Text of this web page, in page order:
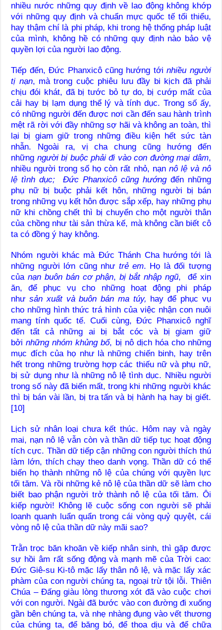
nhiều nước những quy định về lao động không khớp
với những quy định và chuẩn mực quốc tế tối thiểu,
hay thậm chí là phi pháp, khi trong hệ thống pháp luật
của mình, không hề có những quy định nào bảo vệ
quyền lợi của người lao động.
Tiếp đến, Đức Phanxicô cũng hướng tớinhiều người
tị nạn, mà trong cuộc phiêu lưu đầy bi kịch đã phải
chịu đói khát, đã bị tước bỏ tự do, bị cướp mất của
cải hay bị lạm dụng thể lý và tính dục. Trong số ấy,
có những người đến được nơi cần đến sau hành trình
mệt rã rời với đầy những sợ hãi và không an toàn, thì
lại bị giam giữ trong những điều kiện hết sức tàn
nhẫn. Ngoài ra, vị cha chung cũng hướng đến
những người bị buộc phải đi vào con đường mại dâm,
nhiều người trong số họ còn rất nhỏ, nạn nô lệ và nô
lệ tình dục; Đức Phanxicô cũng hướng đến những
phụ nữ bị buộc phải kết hôn, những người bị bán
trong những vụ kết hôn được sắp xếp, hay những phụ
nữ khi chồng chết thì bị chuyển cho một người thân
của chồng như tài sản thừa kế, mà không cần biết cô
ta có đồng ý hay không.
Nhóm người khác mà Đức Thánh Cha hướng tới là
những người lớn cũng như trẻ em. Họ là đối tượng
củanạn buôn bán cơ phận, bị bắt nhập ngũ, để xin
ăn, để phục vụ cho những hoạt động phi pháp
nhưsản xuất và buôn bán ma túy, hay để phục vụ
cho những hình thức trá hình của việc nhận con nuôi
mang tính quốc tế. Cuối cùng, Đức Phanxicô nghĩ
đến tất cả những ai bị bắt cóc và bị giam giữ
bởinhững nhóm khủng bố, bị nô dịch hóa cho những
mục đích của họ như là những chiến binh, hay trên
hết trong những trường hợp các thiếu nữ và phụ nữ,
bị sử dụng như là những nô lệ tình dục. Nhiều người
trong số này đã biến mất, trong khi những người khác
thì bị bán vài lần, bị tra tấn và bị hành hạ hay bị giết.
[10]
Lịch sử nhân loại chưa kết thúc. Hôm nay và ngày
mai, nạn nô lệ vẫn còn và thần dữ tiếp tục hoạt động
tích cực. Thần dữ tiếp cận những con người thích thú
làm lớn, thích chạy theo danh vọng. Thần dữ có thể
biến họ thành những nô lệ của chúng với quyền lực
tối tăm. Và rồi những kẻ nô lệ của thần dữ sẽ làm cho
biết bao phận người trở thành nô lệ của tối tăm. Ôi
kiếp người! Không lẽ cuộc sống con người sẽ phải
loanh quanh luẩn quẩn trong cái vòng quỷ quyệt, cái
vòng nô lệ của thần dữ này mãi sao?
Trằn trọc băn khoăn về kiếp nhân sinh, thì gặp được
sự hồi âm rất sống động và mạnh mẽ của Trời cao:
Đức Giê-su Ki-tô mặc lấy thân nô lệ, và mặc lấy xác
phàm của con người chúng ta, ngoại trừ tội lỗi. Thiên
Chúa – Đấng giàu lòng thương xót đã vào cuộc chơi
với con người. Ngài đã bước vào con đường đi xuống
gần bên chúng ta, và nhẹ nhàng đụng vào vết thương
của chúng ta, để băng bó, để thoa dịu và để chữa